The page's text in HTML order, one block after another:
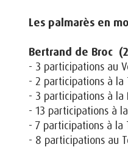
Les palmarès en
Bertrand de Broc
- 3 participations au
- 2 participations à la
- 3 participations à la
- 13 participations à
- 7 participations à la
- 8 participations au